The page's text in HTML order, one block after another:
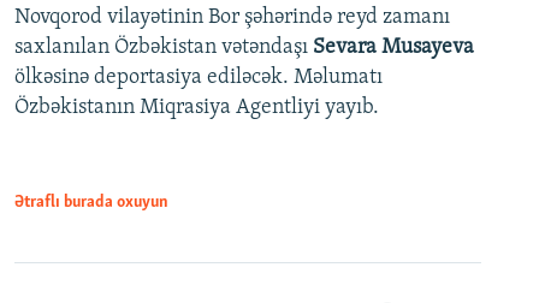
Novqorod vilayətinin Bor şəhərində reyd zamanı
saxlanılan Özbəkistan vətəndaşı Sevara Musayeva
ölkəsinə deportasiya ediləcək. Məlumatı
Özbəkistanın Miqrasiya Agentliyi yayıb.
Ətraflı burada oxuyun